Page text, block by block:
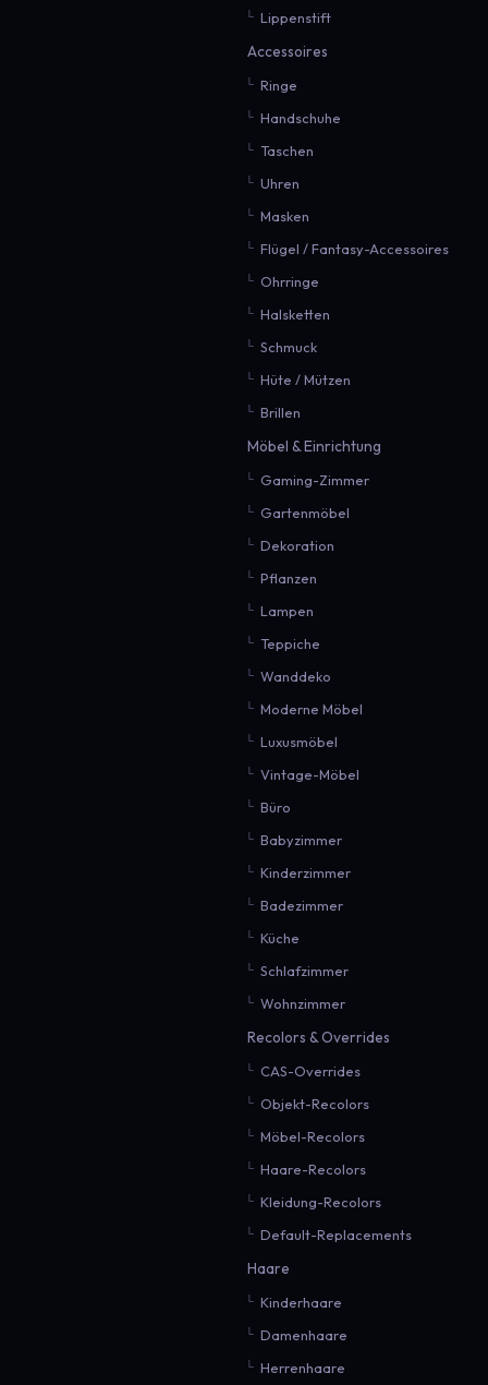
Lippenstift
Accessoires
Ringe
Handschuhe
Taschen
Uhren
Masken
Flügel / Fantasy-Accessoires
Ohrringe
Halsketten
Schmuck
Hüte / Mützen
Brillen
Möbel & Einrichtung
Gaming-Zimmer
Gartenmöbel
Dekoration
Pflanzen
Lampen
Teppiche
Wanddeko
Moderne Möbel
Luxusmöbel
Vintage-Möbel
Büro
Babyzimmer
Kinderzimmer
Badezimmer
Küche
Schlafzimmer
Wohnzimmer
Recolors & Overrides
CAS-Overrides
Objekt-Recolors
Möbel-Recolors
Haare-Recolors
Kleidung-Recolors
Default-Replacements
Haare
Kinderhaare
Damenhaare
Herrenhaare